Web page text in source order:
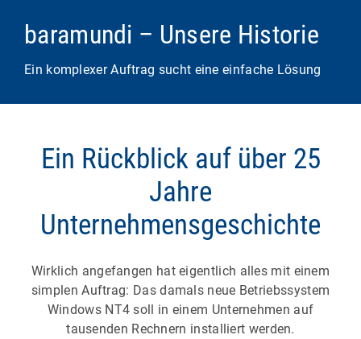
baramundi – Unsere Historie
Ein komplexer Auftrag sucht eine einfache Lösung
Ein Rückblick auf über 25
Jahre
Unternehmensgeschichte
Wirklich angefangen hat eigentlich alles mit einem
simplen Auftrag: Das damals neue Betriebssystem
Windows NT4 soll in einem Unternehmen auf
tausenden Rechnern installiert werden.